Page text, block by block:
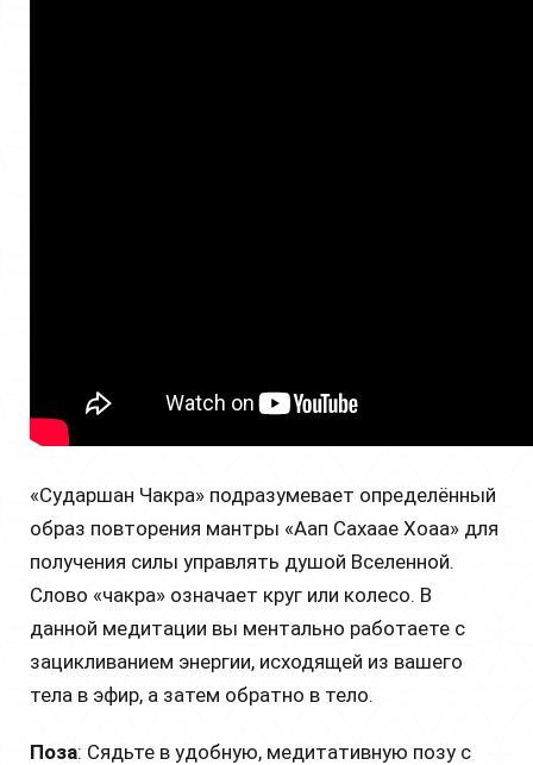
«Сударшан Чакра» подразумевает определённый
образ повторения мантры «Аап Сахаае Хоаа» для
получения силы управлять душой Вселенной.
Слово «чакра» означает круг или колесо. В
данной медитации вы ментально работаете с
зацикливанием энергии, исходящей из вашего
тела в эфир, а затем обратно в тело.
Поза: Сядьте в удобную, медитативную позу с